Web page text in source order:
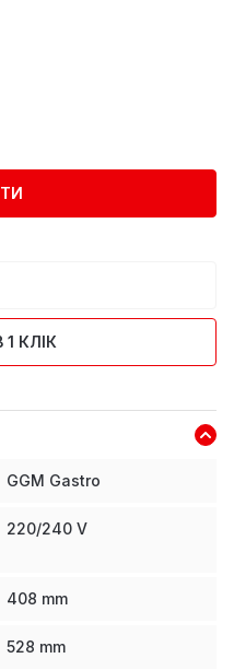
КЛІК
GGM Gastro
220/240 V
408 mm
528 mm